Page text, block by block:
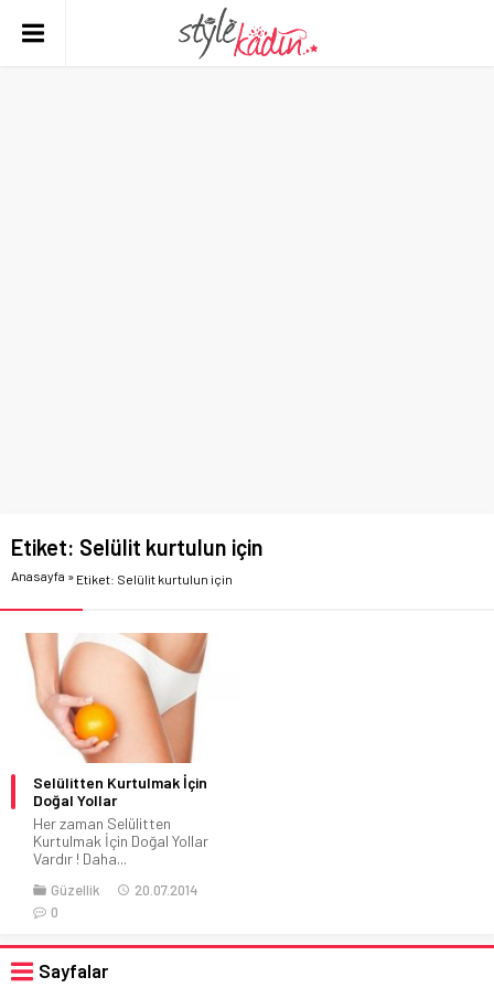
Etiket: Selülit kurtulun için
Anasayfa » Etiket: Selülit kurtulun için
Selülitten Kurtulmak İçin
Doğal Yollar
Her zaman Selülitten
Kurtulmak İçin Doğal Yollar
Vardır ! Daha...
Güzellik
20.07.2014
0
Sayfalar